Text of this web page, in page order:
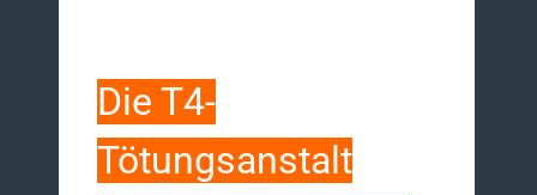
Die T4-
Tötungsanstalt